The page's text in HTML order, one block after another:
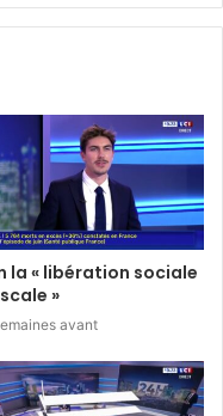
la « libération sociale
»
avant